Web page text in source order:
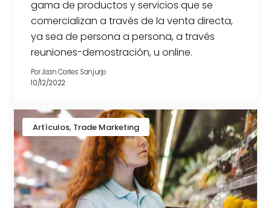
gama de productos y servicios que se
comercializan a través de la venta directa,
ya sea de persona a persona, a través
reuniones-demostración, u online.
PorJoan Carles Sanjurjo
10/12/2022
Artículos, Trade Marketing